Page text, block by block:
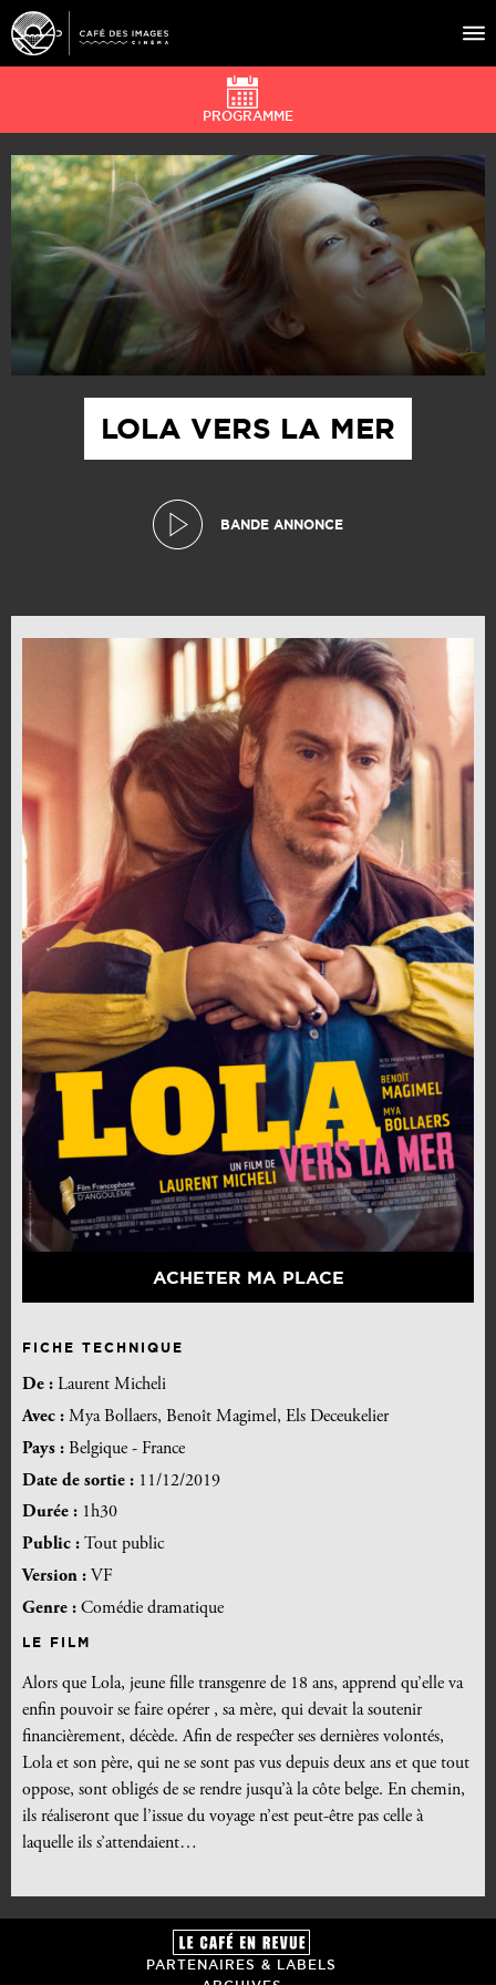
À L’AFFICHE
ÉVÉNEMENTS
CAFÉ DU CINÉ
PRATIQUE
ÉDUCATION AUX IMAGES
LOLA VERS LA MER
BANDE ANNONCE
ACHETER MA PLACE
FICHE TECHNIQUE
De : Laurent Micheli
Avec : Mya Bollaers, Benoît Magimel, Els Deceukelier
Pays : Belgique - France
Date de sortie : 11/12/2019
Durée : 1h30
Public : Tout public
Version : VF
Genre : Comédie dramatique
LE FILM
Alors que Lola, jeune fille transgenre de 18 ans, apprend qu’elle va
enfin pouvoir se faire opérer , sa mère, qui devait la soutenir
financièrement, décède. Afin de respecter ses dernières volontés,
Lola et son père, qui ne se sont pas vus depuis deux ans et que tout
oppose, sont obligés de se rendre jusqu’à la côte belge. En chemin,
ils réaliseront que l’issue du voyage n’est peut-être pas celle à
laquelle ils s’attendaient…
PROGRAMME
PARTENAIRES & LABELS